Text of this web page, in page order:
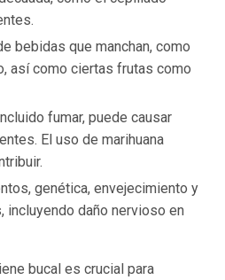
bebidas que manchan, como
así como ciertas frutas como
fumar, puede causar
El uso de marihuana
genética, envejecimiento y
incluyendo daño nervioso en
bucal es crucial para